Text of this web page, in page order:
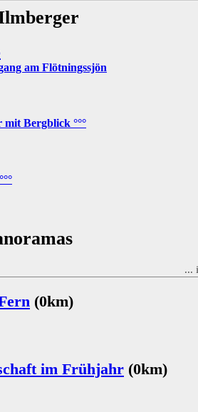
am Flötningssjön
mit Bergblick °°°
...
(0km)
im Frühjahr (0km)